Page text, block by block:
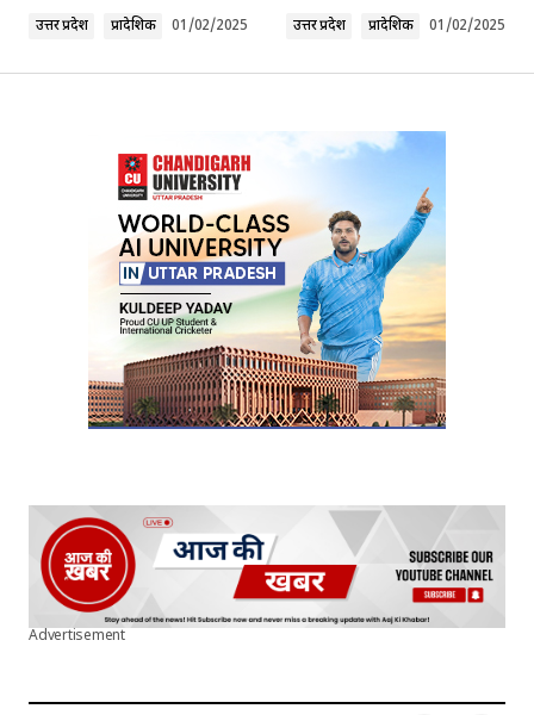
उत्तर प्रदेश प्रादेशिक 01/02/2025 उत्तर प्रदेश प्रादेशिक 01/02/2025
Advertisement